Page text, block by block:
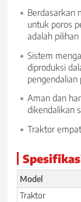
Berdasarkan
untuk poros
adalah
Sistem
diproduksi
pengendalian
Aman dan
dikendalikan
Traktor
Model
Traktor